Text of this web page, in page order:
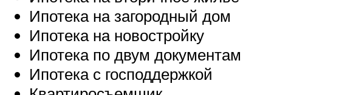
Ипотека на загородный дом
Ипотека на новостройку
Ипотека по двум документам
Ипотека с господдержкой